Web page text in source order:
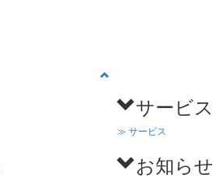
サービス
≫ サービス
お知らせ